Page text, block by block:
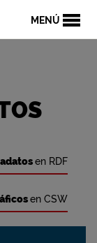
MENÚ
en RDF
en CSW